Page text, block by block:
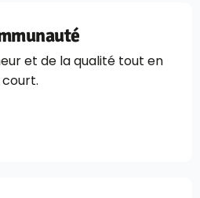
et de la qualité tout en